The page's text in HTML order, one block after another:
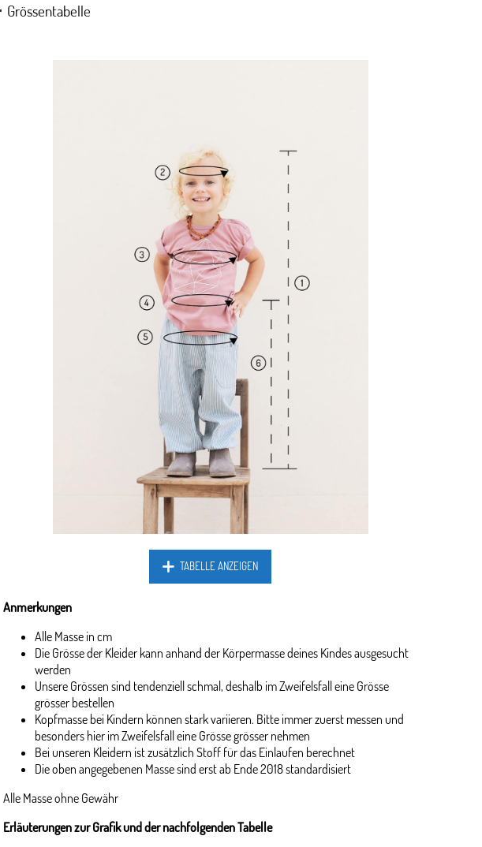
Grössentabelle
TABELLE ANZEIGEN
Anmerkungen
Alle Masse in cm
Die Grösse der Kleider kann anhand der Körpermasse deines Kindes ausgesucht
werden
Unsere Grössen sind tendenziell schmal, deshalb im Zweifelsfall eine Grösse
grösser bestellen
Kopfmasse bei Kindern können stark variieren. Bitte immer zuerst messen und
besonders hier im Zweifelsfall eine Grösse grösser nehmen
Bei unseren Kleidern ist zusätzlich Stoff für das Einlaufen berechnet
Die oben angegebenen Masse sind erst ab Ende 2018 standardisiert
Alle Masse ohne Gewähr
Erläuterungen zur Grafik und der nachfolgenden Tabelle